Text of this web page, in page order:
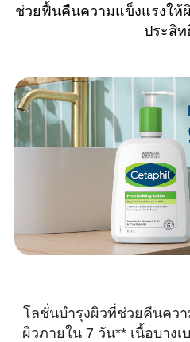
ช่วยฟื้นคืนความแข็งแรงให้
ประสิ
โลชั่นบำรุงผิวที่ช่วยคืนควา
ผิวภายใน 7 วัน** เนื้อบาง